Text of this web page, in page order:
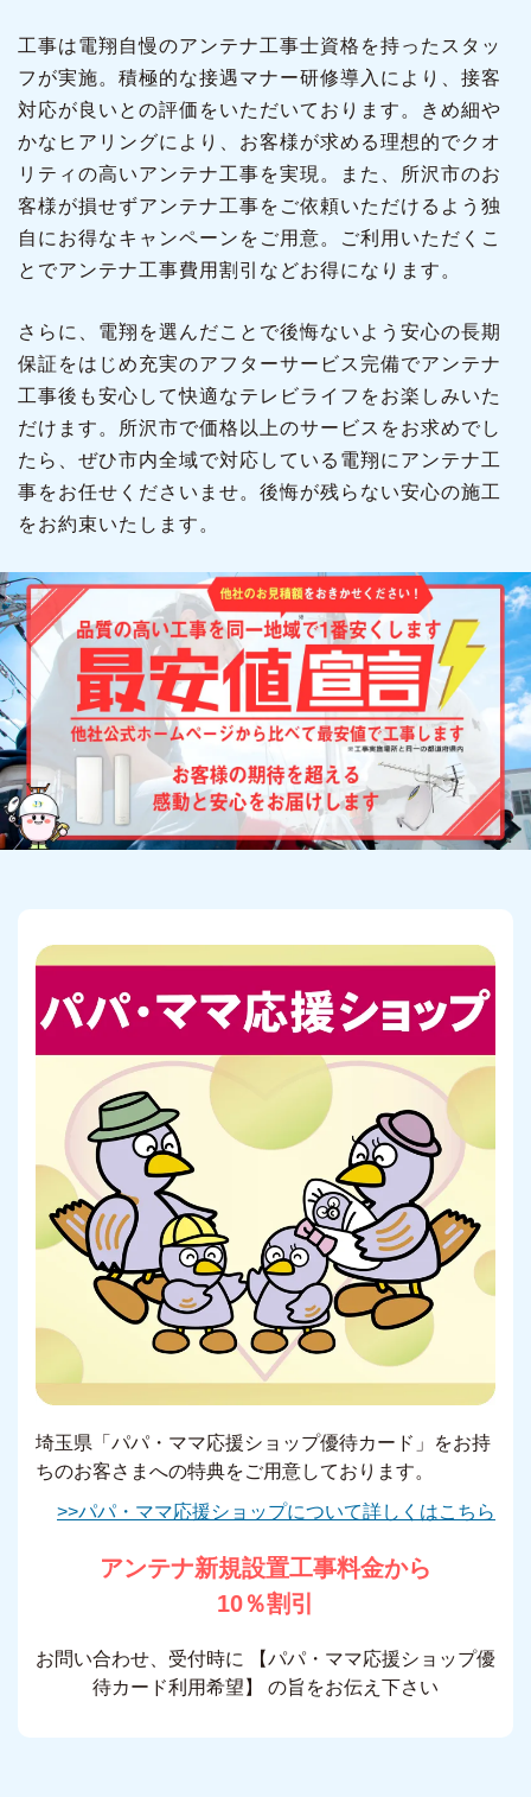
工事は電翔自慢のアンテナ工事士資格を持ったスタッ
フが実施。積極的な接遇マナー研修導入により、接客
対応が良いとの評価をいただいております。きめ細や
かなヒアリングにより、お客様が求める理想的でクオ
リティの高いアンテナ工事を実現。また、所沢市のお
客様が損せずアンテナ工事をご依頼いただけるよう独
自にお得なキャンペーンをご用意。ご利用いただくこ
とでアンテナ工事費用割引などお得になります。
さらに、電翔を選んだことで後悔ないよう安心の長期
保証をはじめ充実のアフターサービス完備でアンテナ
工事後も安心して快適なテレビライフをお楽しみいた
だけます。所沢市で価格以上のサービスをお求めでし
たら、ぜひ市内全域で対応している電翔にアンテナ工
事をお任せくださいませ。後悔が残らない安心の施工
をお約束いたします。
埼玉県「パパ・ママ応援ショップ優待カード」をお持
ちのお客さまへの特典をご用意しております。
>>パパ・ママ応援ショップについて詳しくはこちら
アンテナ新規設置工事料金から
10％割引
お問い合わせ、受付時に 【パパ・ママ応援ショップ優
待カード利用希望】 の旨をお伝え下さい